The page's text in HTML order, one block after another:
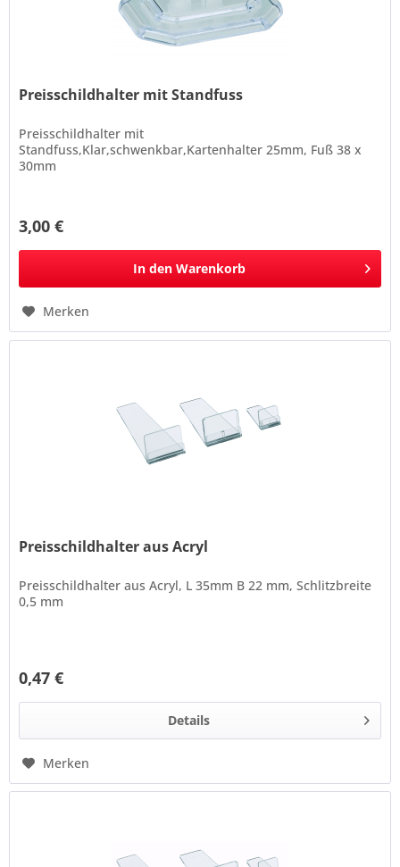
Preisschildhalter mit Standfuss
Preisschildhalter mit
Standfuss,Klar,schwenkbar,Kartenhalter 25mm, Fuß 38 x
30mm
3,00 €
In den Warenkorb
Merken
Preisschildhalter aus Acryl
Preisschildhalter aus Acryl, L 35mm B 22 mm, Schlitzbreite
0,5 mm
0,47 €
Details
Merken